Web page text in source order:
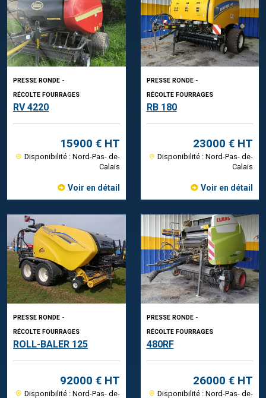
PRESSE RONDE -
RÉCOLTE FOURRAGES
RV 4220
15900 € HT
Disponibilité : Nord-Pas- de-
Calais
Voir en détail
PRESSE RONDE -
RÉCOLTE FOURRAGES
RB 180
23000 € HT
Disponibilité : Nord-Pas- de-
Calais
Voir en détail
PRESSE RONDE -
RÉCOLTE FOURRAGES
ROLL-BALER 125
92000 € HT
Disponibilité : Nord-Pas- de-
PRESSE RONDE -
RÉCOLTE FOURRAGES
480RF
26000 € HT
Disponibilité : Nord-Pas- de-